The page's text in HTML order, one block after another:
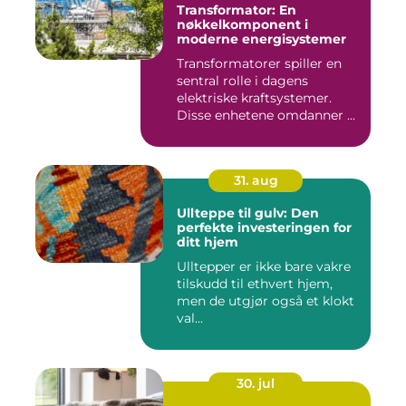
Transformator: En
nøkkelkomponent i
moderne energisystemer
Transformatorer spiller en
sentral rolle i dagens
elektriske kraftsystemer.
Disse enhetene omdanner ...
31. aug
Ullteppe til gulv: Den
perfekte investeringen for
ditt hjem
Ulltepper er ikke bare vakre
tilskudd til ethvert hjem,
men de utgjør også et klokt
val...
30. jul